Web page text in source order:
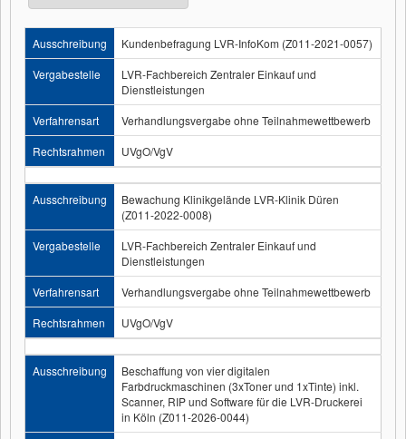
Ausschreibung
Kundenbefragung LVR-InfoKom (Z011-2021-0057)
Vergabestelle
LVR-Fachbereich Zentraler Einkauf und
Dienstleistungen
Verfahrensart
Verhandlungsvergabe ohne Teilnahmewettbewerb
Rechtsrahmen
UVgO/VgV
Ausschreibung
Bewachung Klinikgelände LVR-Klinik Düren
(Z011-2022-0008)
Vergabestelle
LVR-Fachbereich Zentraler Einkauf und
Dienstleistungen
Verfahrensart
Verhandlungsvergabe ohne Teilnahmewettbewerb
Rechtsrahmen
UVgO/VgV
Ausschreibung
Beschaffung von vier digitalen
Farbdruckmaschinen (3xToner und 1xTinte) inkl.
Scanner, RIP und Software für die LVR-Druckerei
in Köln (Z011-2026-0044)